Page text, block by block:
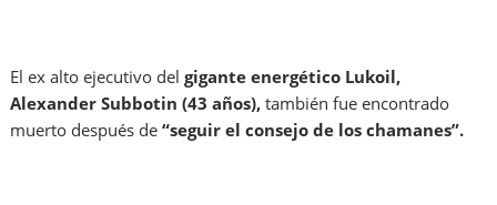
El ex alto ejecutivo del gigante energético Lukoil,
Alexander Subbotin (43 años),también fue encontrado
muerto después de “seguir el consejo de los chamanes”.